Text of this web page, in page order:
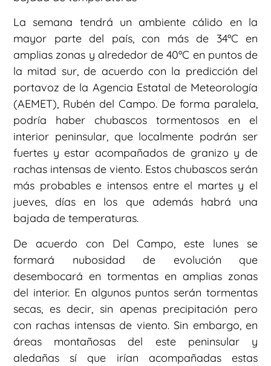
La semana tendrá un ambiente cálido en la
mayor parte del país, con más de 34ºC en
amplias zonas y alrededor de 40ºC en puntos de
la mitad sur, de acuerdo con la predicción del
portavoz de la Agencia Estatal de Meteorología
(AEMET), Rubén del Campo. De forma paralela,
podría haber chubascos tormentosos en el
interior peninsular, que localmente podrán ser
fuertes y estar acompañados de granizo y de
rachas intensas de viento. Estos chubascos serán
más probables e intensos entre el martes y el
jueves, días en los que además habrá una
bajada de temperaturas.
De acuerdo con Del Campo, este lunes se
formará nubosidad de evolución que
desembocará en tormentas en amplias zonas
del interior. En algunos puntos serán tormentas
secas, es decir, sin apenas precipitación pero
con rachas intensas de viento. Sin embargo, en
áreas montañosas del este peninsular y
aledañas sí que irían acompañadas estas